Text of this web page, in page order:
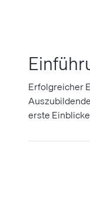
Erfolgreicher
erste